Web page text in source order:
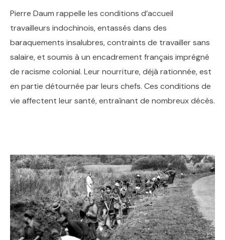
Pierre Daum rappelle les conditions d’accueil
travailleurs indochinois, entassés dans des
baraquements insalubres, contraints de travailler sans
salaire, et soumis à un encadrement français imprégné
de racisme colonial. Leur nourriture, déjà rationnée, est
en partie détournée par leurs chefs. Ces conditions de
vie affectent leur santé, entraînant de nombreux décès.